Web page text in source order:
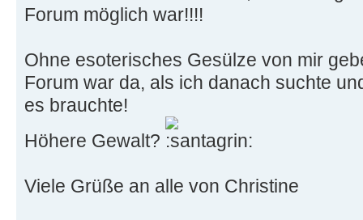
Forum möglich war!!!!
Ohne esoterisches Gesülze von mir
Forum war da, als ich danach suchte
es brauchte!
Höhere Gewalt?
Viele Grüße an alle von Christine